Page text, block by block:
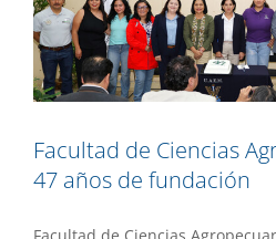
Facultad de Ciencias
47 años de fundación